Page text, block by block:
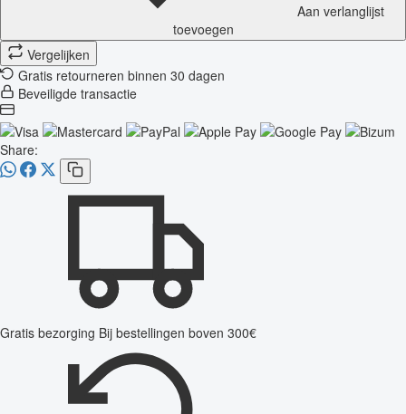
Aan verlanglijst
toevoegen
Vergelijken
Gratis retourneren binnen 30 dagen
Beveiligde transactie
Share:
Gratis bezorging Bij bestellingen boven 300€